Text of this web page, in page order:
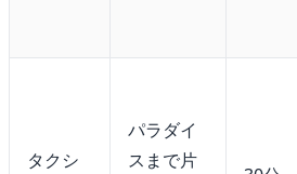
タクシ
パラダイ
スまで片